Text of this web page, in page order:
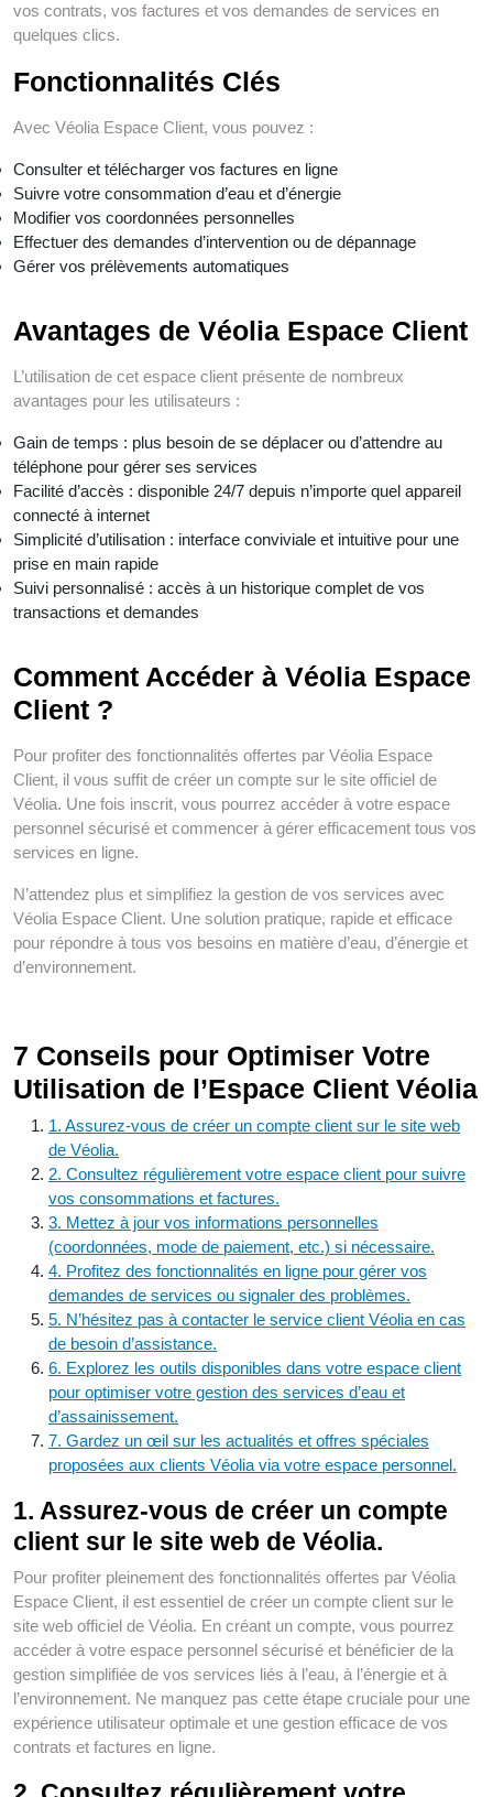
vos contrats, vos factures et vos demandes de services en
quelques clics.
Fonctionnalités Clés
Avec Véolia Espace Client, vous pouvez :
Consulter et télécharger vos factures en ligne
Suivre votre consommation d’eau et d’énergie
Modifier vos coordonnées personnelles
Effectuer des demandes d’intervention ou de dépannage
Gérer vos prélèvements automatiques
Avantages de Véolia Espace Client
L’utilisation de cet espace client présente de nombreux
avantages pour les utilisateurs :
Gain de temps : plus besoin de se déplacer ou d’attendre au
téléphone pour gérer ses services
Facilité d’accès : disponible 24/7 depuis n’importe quel appareil
connecté à internet
Simplicité d’utilisation : interface conviviale et intuitive pour une
prise en main rapide
Suivi personnalisé : accès à un historique complet de vos
transactions et demandes
Comment Accéder à Véolia Espace
Client ?
Pour profiter des fonctionnalités offertes par Véolia Espace
Client, il vous suffit de créer un compte sur le site officiel de
Véolia. Une fois inscrit, vous pourrez accéder à votre espace
personnel sécurisé et commencer à gérer efficacement tous vos
services en ligne.
N’attendez plus et simplifiez la gestion de vos services avec
Véolia Espace Client. Une solution pratique, rapide et efficace
pour répondre à tous vos besoins en matière d’eau, d’énergie et
d’environnement.
7 Conseils pour Optimiser Votre
Utilisation de l’Espace Client Véolia
1. Assurez-vous de créer un compte client sur le site web
de Véolia.
2. Consultez régulièrement votre espace client pour suivre
vos consommations et factures.
3. Mettez à jour vos informations personnelles
(coordonnées, mode de paiement, etc.) si nécessaire.
4. Profitez des fonctionnalités en ligne pour gérer vos
demandes de services ou signaler des problèmes.
5. N’hésitez pas à contacter le service client Véolia en cas
de besoin d’assistance.
6. Explorez les outils disponibles dans votre espace client
pour optimiser votre gestion des services d’eau et
d’assainissement.
7. Gardez un œil sur les actualités et offres spéciales
proposées aux clients Véolia via votre espace personnel.
1. Assurez-vous de créer un compte
client sur le site web de Véolia.
Pour profiter pleinement des fonctionnalités offertes par Véolia
Espace Client, il est essentiel de créer un compte client sur le
site web officiel de Véolia. En créant un compte, vous pourrez
accéder à votre espace personnel sécurisé et bénéficier de la
gestion simplifiée de vos services liés à l’eau, à l’énergie et à
l’environnement. Ne manquez pas cette étape cruciale pour une
expérience utilisateur optimale et une gestion efficace de vos
contrats et factures en ligne.